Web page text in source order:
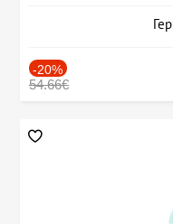
-20%
54.66€